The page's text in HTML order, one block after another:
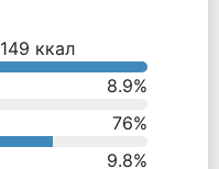
149 ккал
8.9%
76%
9.8%